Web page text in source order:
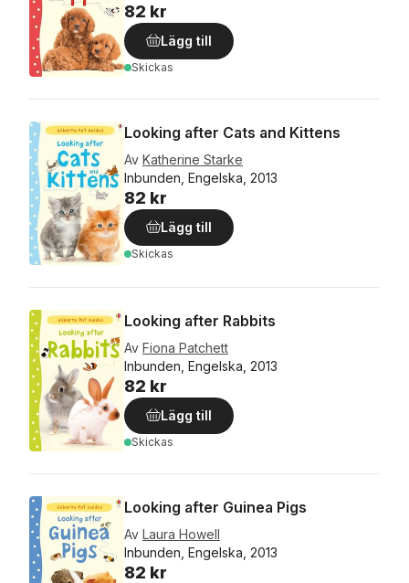
82 kr
Lägg till
Skickas
Looking after Cats and Kittens
Av Katherine Starke
Inbunden, Engelska, 2013
82 kr
Lägg till
Skickas
Looking after Rabbits
Av Fiona Patchett
Inbunden, Engelska, 2013
82 kr
Lägg till
Skickas
Looking after Guinea Pigs
Av Laura Howell
Inbunden, Engelska, 2013
82 kr